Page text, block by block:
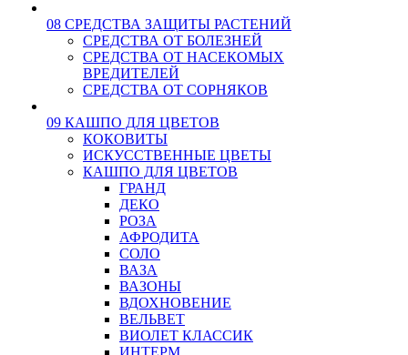
08 СРЕДСТВА ЗАЩИТЫ РАСТЕНИЙ
СРЕДСТВА ОТ БОЛЕЗНЕЙ
СРЕДСТВА ОТ НАСЕКОМЫХ
ВРЕДИТЕЛЕЙ
СРЕДСТВА ОТ СОРНЯКОВ
09 КАШПО ДЛЯ ЦВЕТОВ
КОКОВИТЫ
ИСКУССТВЕННЫЕ ЦВЕТЫ
КАШПО ДЛЯ ЦВЕТОВ
ГРАНД
ДЕКО
РОЗА
АФРОДИТА
СОЛО
ВАЗА
ВАЗОНЫ
ВДОХНОВЕНИЕ
ВЕЛЬВЕТ
ВИОЛЕТ КЛАССИК
ИНТЕРМ